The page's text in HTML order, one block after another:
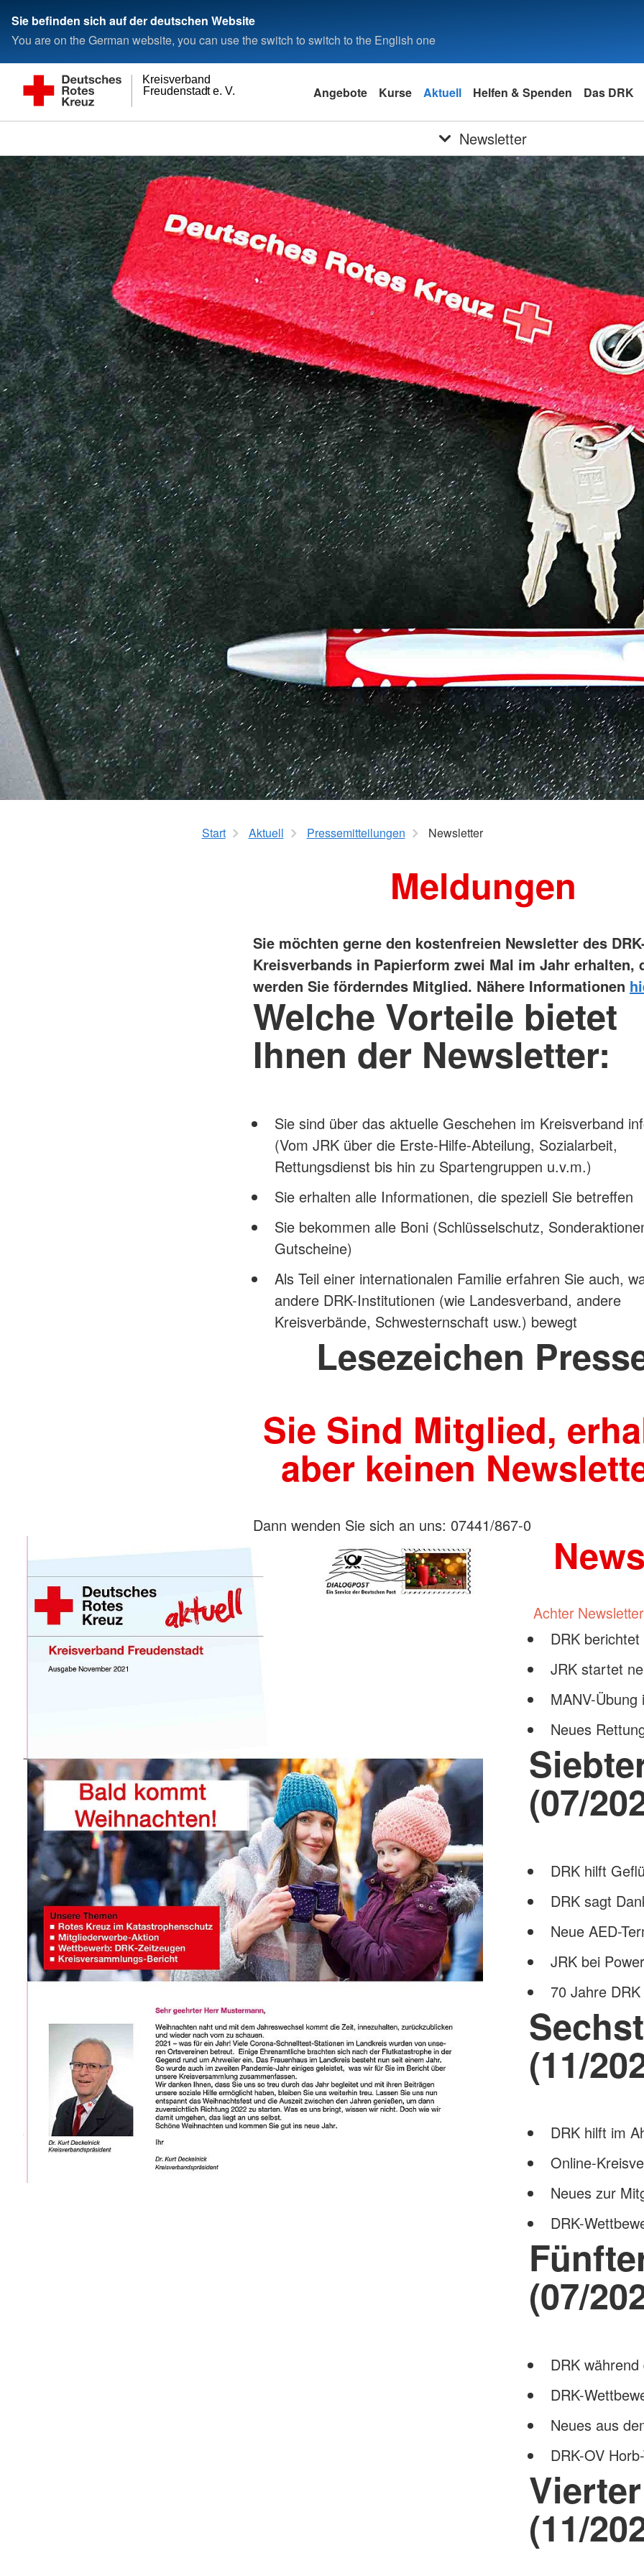
Sie befinden sich auf der deutschen Website
You are on the German website, you can use the switch to switch to the English one
Freudenstadt e. V.
Kreisverband
Angebote Kurse Aktuell Helfen & Spenden Das DRK
Newsletter
Start Aktuell Pressemitteilungen Newsletter
Meldungen
Sie möchten gerne den kostenfreien Newsletter des
Kreisverbands in Papierform zwei Mal im Jahr erhalten,
werden Sie förderndes Mitglied. Nähere Informationen
Welche Vorteile bietet
Ihnen der Newsletter:
Sie sind über das aktuelle Geschehen im Kreisverband
(Vom JRK über die Erste-Hilfe-Abteilung, Sozialarbeit,
Rettungsdienst bis hin zu Spartengruppen u.v.m.)
Sie erhalten alle Informationen, die speziell Sie betreffen
Sie bekommen alle Boni (Schlüsselschutz,
Gutscheine)
Als Teil einer internationalen Familie erfahren Sie auch,
andere DRK-Institutionen (wie Landesverband, andere
Kreisverbände, Schwesternschaft usw.) bewegt
Lesezeichen
Sie Sind Mitglied,
aber keinen
Dann wenden Sie sich an uns: 07441/867-0
Achter
DRK
JRK startet
MANV-Übung
Neues
(07/
DRK hilft
DRK sagt
Neue AED-
JRK bei
70 Jahre
(11/
DRK hilft im
Online-
Neues zur
DRK-
(07/
DRK
DRK-
Neues aus
DRK-OV
(11/